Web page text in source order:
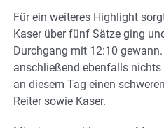
Für ein weiteres Highlight
Kaser über fünf Sätze ging
Durchgang mit 12:10
anschließend ebenfalls
an diesem Tag einen
Reiter sowie Kaser.